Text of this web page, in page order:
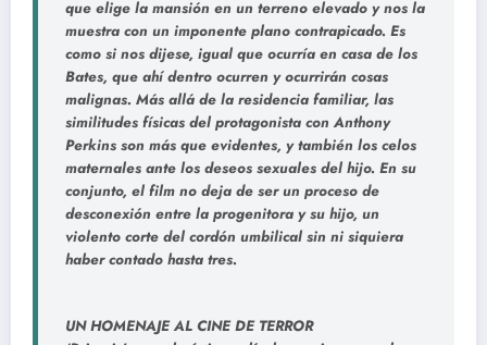
que elige la mansión en un terreno elevado y nos la
muestra con un imponente plano contrapicado. Es
como si nos dijese, igual que ocurría en casa de los
Bates, que ahí dentro ocurren y ocurrirán cosas
malignas. Más allá de la residencia familiar, las
similitudes físicas del protagonista con Anthony
Perkins son más que evidentes, y también los celos
maternales ante los deseos sexuales del hijo. En su
conjunto, el film no deja de ser un proceso de
desconexión entre la progenitora y su hijo, un
violento corte del cordón umbilical sin ni siquiera
haber contado hasta tres.
UN HOMENAJE AL CINE DE TERROR